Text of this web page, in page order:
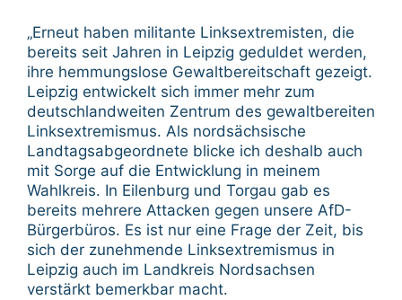
„Erneut haben militante Linksextremisten, die
bereits seit Jahren in Leipzig geduldet werden,
ihre hemmungslose Gewaltbereitschaft gezeigt.
Leipzig entwickelt sich immer mehr zum
deutschlandweiten Zentrum des gewaltbereiten
Linksextremismus. Als nordsächsische
Landtagsabgeordnete blicke ich deshalb auch
mit Sorge auf die Entwicklung in meinem
Wahlkreis. In Eilenburg und Torgau gab es
bereits mehrere Attacken gegen unsere AfD-
Bürgerbüros. Es ist nur eine Frage der Zeit, bis
sich der zunehmende Linksextremismus in
Leipzig auch im Landkreis Nordsachsen
verstärkt bemerkbar macht.